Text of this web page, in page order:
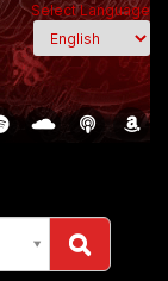
Select Language